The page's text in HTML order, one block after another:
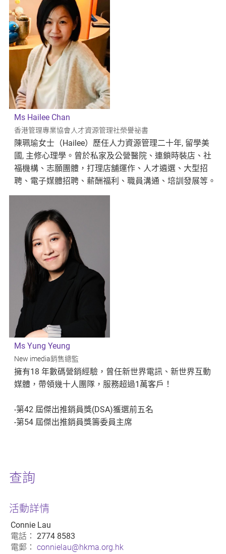
Ms Hailee Chan
香港管理專業協會人才資源管理社榮譽祕書
陳珮瑜女士（Hailee）歷任人力資源管理二十年, 留學美
國, 主修心理學。曾於私家及公營醫院、連鎖時裝店、社
福機構、志願團體，打理店舖運作、人才遴選、大型招
聘、電子媒體招聘、薪酬福利、職員溝通、培訓發展等。
Ms Yung Yeung
New imedia銷售總監
擁有18 年數碼營銷經驗，曾任新世界電訊、新世界互動
媒體，帶領幾十人團隊，服務超過1萬客戶！
-第42 屆傑出推銷員獎(DSA)獲選前五名
-第54 屆傑出推銷員獎籌委員主席
查詢
活動詳情
Connie Lau
電話： 2774 8583
電郵： connielau@hkma.org.hk